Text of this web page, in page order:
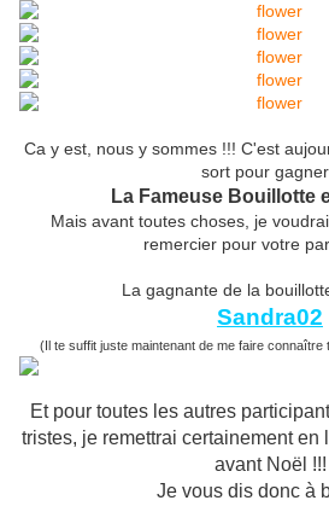
Ca y est, nous y sommes !!! C'est
sort pour
La Fameuse Bouillotte
Mais avant toutes choses, je
remercier pour votre
La gagnante de la
Sandra02
(Il te suffit juste maintenant de me faire connaître
Et pour toutes les autres
tristes, je remettrai certainement
avant Noël !!!
Je vous dis donc à